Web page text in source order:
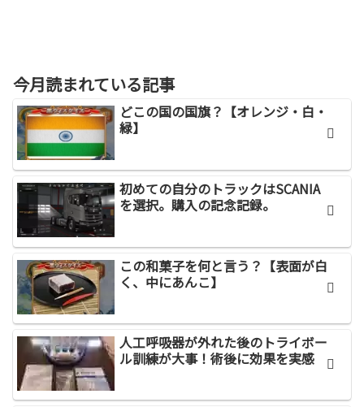
今月読まれている記事
どこの国の国旗？【オレンジ・白・
緑】
初めての自分のトラックはSCANIA
を選択。購入の記念記録。
この和菓子を何と言う？【表面が白
く、中にあんこ】
人工呼吸器が外れた後のトライボー
ル訓練が大事！術後に効果を実感